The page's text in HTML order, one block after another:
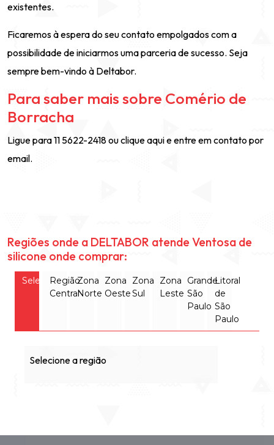
existentes.
Ficaremos à espera do seu contato empolgados com a
possibilidade de iniciarmos uma parceria de sucesso. Seja
sempre bem-vindo à Deltabor.
Para saber mais sobre Comério de
Borracha
Ligue para 11 5622-2418 ouclique aquie entre em contato por
email.
Regiões onde a DELTABOR atende Ventosa de
silicone onde comprar:
SelecioneRegião
Central
Zona
Norte
Zona
Oeste
Zona
Sul
Zona
Leste
Grande
São
Paulo
Litoral
de
São
Paulo
Selecione a região